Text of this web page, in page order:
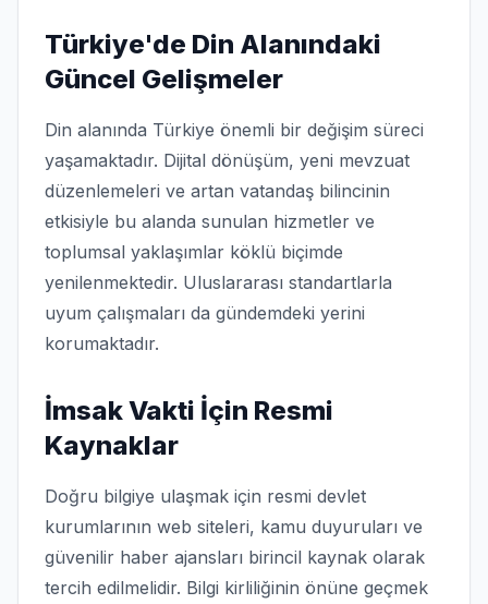
Türkiye'de Din Alanındaki
Güncel Gelişmeler
Din alanında Türkiye önemli bir değişim süreci
yaşamaktadır. Dijital dönüşüm, yeni mevzuat
düzenlemeleri ve artan vatandaş bilincinin
etkisiyle bu alanda sunulan hizmetler ve
toplumsal yaklaşımlar köklü biçimde
yenilenmektedir. Uluslararası standartlarla
uyum çalışmaları da gündemdeki yerini
korumaktadır.
İmsak Vakti İçin Resmi
Kaynaklar
Doğru bilgiye ulaşmak için resmi devlet
kurumlarının web siteleri, kamu duyuruları ve
güvenilir haber ajansları birincil kaynak olarak
tercih edilmelidir. Bilgi kirliliğinin önüne geçmek